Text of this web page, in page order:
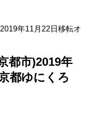
年11月22日移転オ
都市)2019年
都ゆにくろ